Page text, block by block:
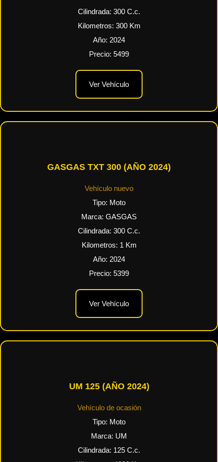
Cilindrada: 300 C.c.
Kilometros: 300Km
Año: 2024
Precio: 5499
Ver Vehículo
GASGAS TXT 300 (AÑO 2024)
Vehículo nuevo
Tipo: Moto
Marca: GASGAS
Cilindrada: 300 C.c.
Kilometros: 1 Km
Año: 2024
Precio: 5399
Ver Vehículo
UM 125 (AÑO 2024)
Vehículo de ocasión
Tipo: Moto
Marca: UM
Cilindrada: 125 C.c.